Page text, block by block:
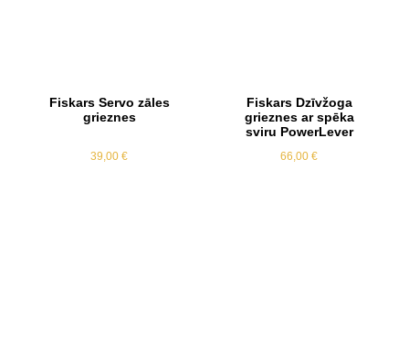
Fiskars Servo zāles
grieznes
39,00 €
Fiskars Dzīvžoga
grieznes ar spēka
sviru PowerLever
66,00 €